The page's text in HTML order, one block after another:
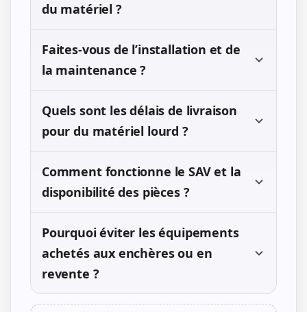
du matériel ?
Faites-vous de l’installation et de
la maintenance ?
Quels sont les délais de livraison
pour du matériel lourd ?
Comment fonctionne le SAV et la
disponibilité des pièces ?
Pourquoi éviter les équipements
achetés aux enchères ou en
revente ?